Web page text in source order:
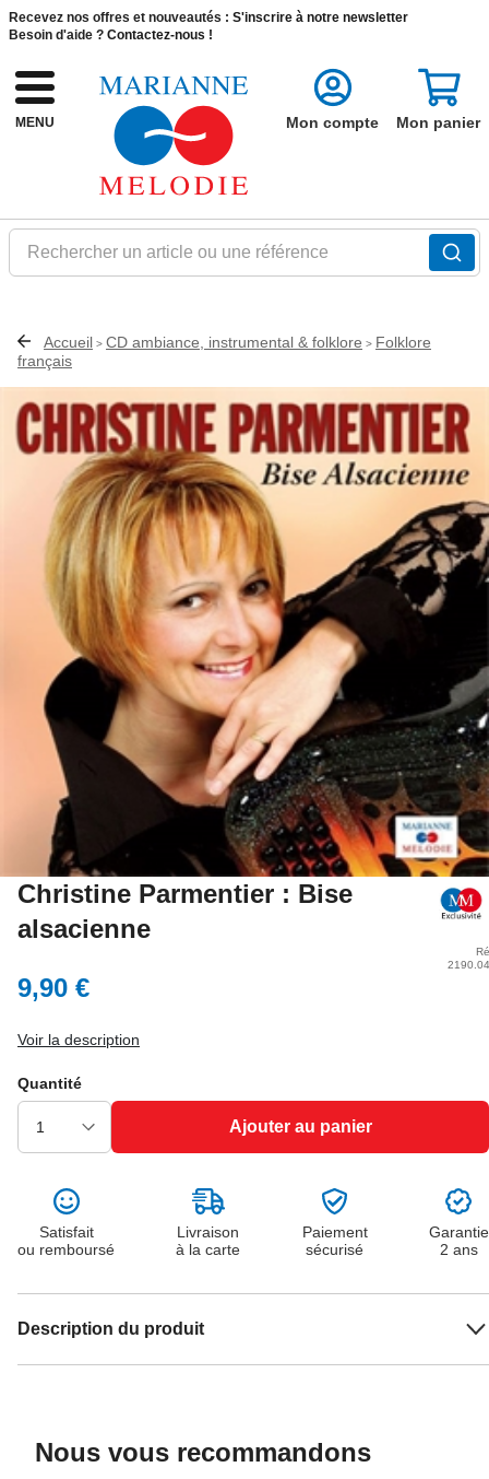
Recevez nos offres et nouveautés : S'inscrire à notre newsletter
Besoin d'aide ? Contactez-nous !
MENU
Rechercher un article ou une référence
Mon compte Mon panier
Accueil > CD ambiance, instrumental & folklore > Folklore
français
Christine Parmentier : Bise
alsacienne
9,90 €
Voir la description
Quantité
Ajouter au panier
Satisfait
ou remboursé
Livraison
à la carte
Paiement
sécurisé
Garantie
2 ans
Description du produit
Nous vous recommandons